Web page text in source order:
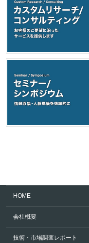
HOME
会社概要
技術・市場調査レポート